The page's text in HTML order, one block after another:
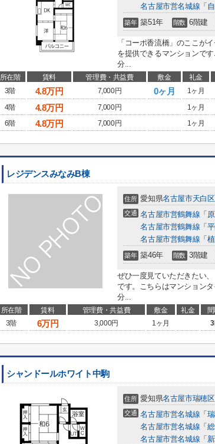
名古屋市営名城線 「
築年 築51年 階数 6階建
「コーポ香流橋」のここが
を提供できるマンションで
分...
所在階 賃料 管理費・共益費 敷金 礼金
3階
4.8万円 7,000円 0ヶ月 1ヶ月
4階
4.8万円 7,000円 1ヶ月
6階
4.8万円 7,000円 1ヶ月
レジデンスみなみB棟
住所 愛知県名古屋市天白区
交通 名古屋市営鶴舞線 「 原
名古屋市営鶴舞線 「
名古屋市営鶴舞線 「
築年 築46年 階数 3階建
ぜひ一度見ていただきたい
です。こちらはマンション
分...
所在階 賃料 管理費・共益費 敷金 礼金
3階
6万円 3,000円 1ヶ月
シャンドールホワイト中駒
住所 愛知県名古屋市瑞穂区
交通 名古屋市営名城線 「
名古屋市営名城線 「
名古屋市営名城線 「